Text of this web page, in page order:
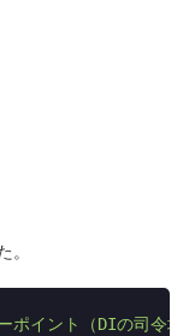
。
ポイント（DIの司令塔